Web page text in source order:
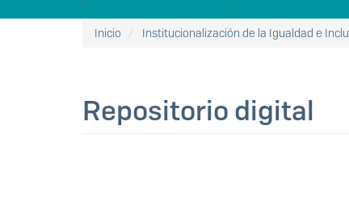
PRINCIPAL
Inicio
Institucionalización de la Igualdad e
Repositorio digital